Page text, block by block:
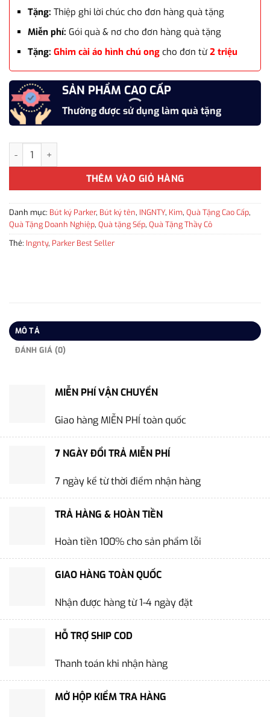
Tặng: Thiệp ghi lời chúc cho đơn hàng quà tặng
Miễn phí: Gói quà & nơ cho đơn hàng quà tặng
Tặng: Ghim cài áo hình chú ongcho đơn từ 2 triệu
SẢN PHẨM CAO CẤP
Thường được sử dụng làm quà tặng
Bút bi ký tên Parker INGNTY ARROW GREY GT-2200951 cao
THÊM VÀO GIỎ HÀNG
Danh mục: Bút ký Parker, Bút ký tên, INGNTY, Kim, Quà Tặng Cao Cấp,
Quà Tặng Doanh Nghiệp, Quà tặng Sếp, Quà Tặng Thầy Cô
Thẻ: Ingnty, Parker Best Seller
MÔ TẢ
ĐÁNH GIÁ (0)
MIỄN PHÍ VẬN CHUYỂN
Giao hàng MIỄN PHÍ toàn quốc
7 NGÀY ĐỔI TRẢ MIỄN PHÍ
7 ngày kể từ thời điểm nhận hàng
TRẢ HÀNG & HOÀN TIỀN
Hoàn tiền 100% cho sản phẩm lỗi
GIAO HÀNG TOÀN QUỐC
Nhận được hàng từ 1-4 ngày đặt
HỖ TRỢ SHIP COD
Thanh toán khi nhận hàng
MỞ HỘP KIỂM TRA HÀNG